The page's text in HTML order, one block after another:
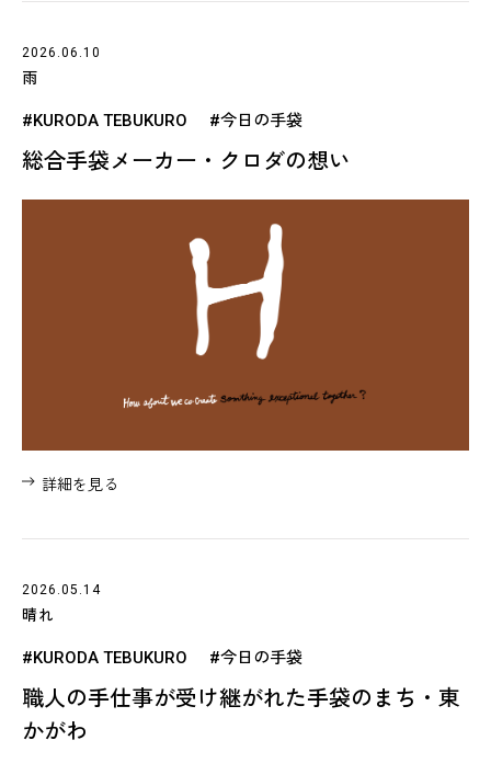
2026.06.10
雨
#KURODA TEBUKURO #今日の手袋
総合手袋メーカー・クロダの想い
詳細を見る
2026.05.14
晴れ
#KURODA TEBUKURO #今日の手袋
職人の手仕事が受け継がれた手袋のまち・東
かがわ